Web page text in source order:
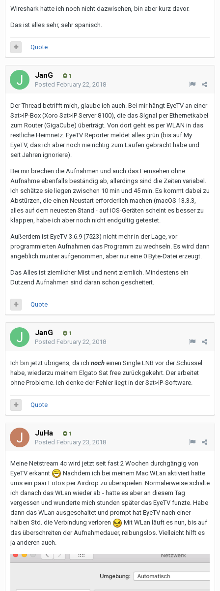
Wireshark hatte ich noch nicht dazwischen, bin aber kurz davor.
Das ist alles sehr, sehr spanisch.
Quote
JanG 1
Posted February 22, 2018
Der Thread betrifft mich, glaube ich auch. Bei mir hängt EyeTV an einer
Sat>IP-Box (Xoro Sat>IP Server 8100), die das Signal per Ethernetkabel
zum Router (GigaCube) überträgt. Von dort geht es per WLAN in das
restliche Heimnetz. EyeTV Reporter meldet alles grün (bis auf My
EyeTV, das ich aber noch nie richtig zum Laufen gebracht habe und
seit Jahren ignoriere).
Bei mir brechen die Aufnahmen und auch das Fernsehen ohne
Aufnahme ebenfalls beständig ab, allerdings sind die Zeiten variabel.
Ich schätze sie liegen zwischen 10 min und 45 min. Es kommt dabei zu
Abstürzen, die einen Neustart erforderlich machen (macOS 13.3.3,
alles auf dem neuesten Stand - auf iOS-Geräten scheint es besser zu
klappen, habe ich aber noch nicht endgültig getestet.
Außerdem ist EyeTV 3.6.9 (7523) nicht mehr in der Lage, vor
programmierten Aufnahmen das Programm zu wechseln. Es wird dann
angeblich munter aufgenommen, aber nur eine 0 Byte-Datei erzeugt.
Das Alles ist ziemlicher Mist und nervt ziemlich. Mindestens ein
Dutzend Aufnahmen sind daran schon gescheitert.
Quote
JanG 1
Posted February 22, 2018
Ich bin jetzt übrigens, da ich noch einen Single LNB vor der Schüssel
habe, wiederzu meinem Elgato Sat free zurückgekehrt. Der arbeitet
ohne Probleme. Ich denke der Fehler liegt in der Sat>IP-Software.
Quote
JuHa 1
Posted February 23, 2018
Meine Netstream 4c wird jetzt seit fast 2 Wochen durchgängig von
EyeTV erkannt
Nachdem ich bei meinem Mac WLan aktiviert hatte
ums ein paar Fotos per Airdrop zu überspielen. Normalerweise schalte
ich danach das WLan wieder ab - hatte es aber an diesem Tag
vergessen und wunderte mich stunden später das EyeTV funzte. Habe
dann das WLan ausgeschaltet und prompt hat EyeTV nach einer
halben Std. die Verbindung verloren
Mit WLan läuft es nun, bis auf
das überschreiten der Aufnahmedauer, reibungslos. Vielleicht hilft es
ja anderen auch.